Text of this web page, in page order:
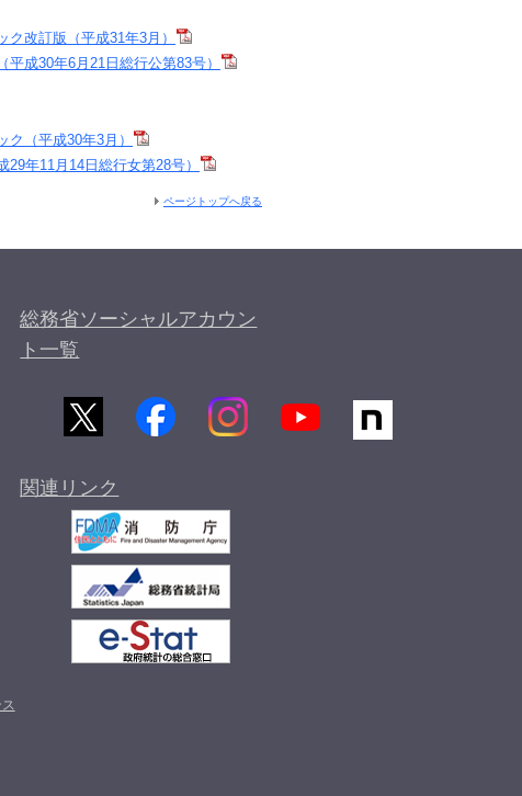
改訂版（平成31年3月）
成30年6月21日総行公第83号）
（平成30年3月）
年11月14日総行女第28号）
ページトップへ戻る
総務省ソーシャルアカウン
ト一覧
関連リンク